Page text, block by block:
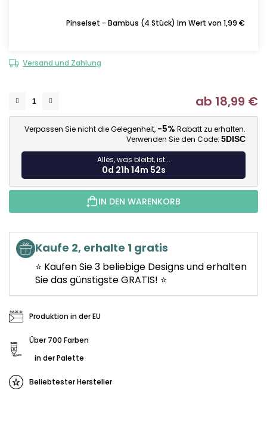
Pinselset - Bambus (4 Stück) Im Wert von 1,99 €
Versand und Zahlung
ab 18,99 €
Verpassen Sie nicht die Gelegenheit, -5% Rabatt zu erhalten.
Verwenden Sie den Code: 5DISC
Alles, was bleibt, ist...
0d 21h 14m 51s
IN DEN WARENKORB
Kaufe 2, erhalte 1 gratis
⭐ Kaufen Sie 3 beliebige Designs und erhalten
Sie das günstigste GRATIS! ⭐
Produktion in der EU
Über 700 Farben
in der Palette
Beliebtester Hersteller